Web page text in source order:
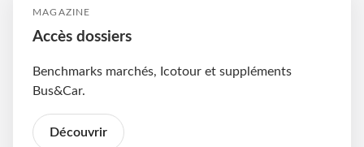
MAGAZINE
Accès dossiers
Benchmarks marchés, Icotour et suppléments
Bus&Car.
Découvrir